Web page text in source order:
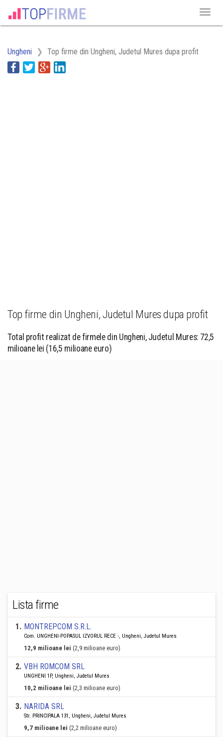
Ungheni Top firme din Ungheni, Judetul Mures dupa profit
Top firme din Ungheni, Judetul Mures dupa profit
Total profit realizat de firmele din Ungheni, Judetul Mures: 72,5
milioane lei (16,5 milioane euro)
Lista firme
1. MONTREPCOM S.R.L.
Com. UNGHENI-POPASUL IZVORUL RECE -, Ungheni, Judetul Mures
12,9 milioane lei (2,9 milioane euro)
2. VBH ROMCOM SRL
UNGHENI 1P, Ungheni, Judetul Mures
10,2 milioane lei (2,3 milioane euro)
3. NARIDA SRL
Str. PRINCIPALA 131, Ungheni, Judetul Mures
9,7 milioane lei (2,2 milioane euro)